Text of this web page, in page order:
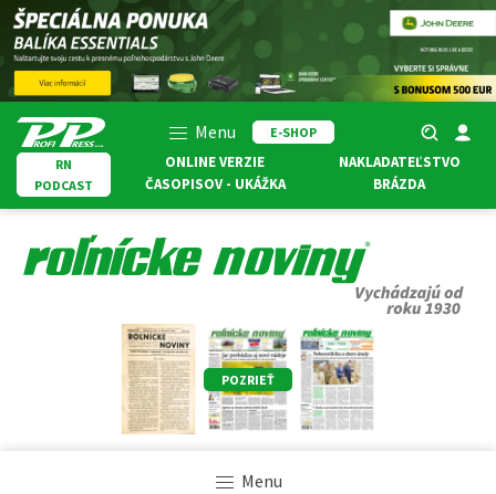
Menu
E-SHOP
RN
PODCAST
ONLINE VERZIE
ČASOPISOV - UKÁŽKA
NAKLADATEĽSTVO
BRÁZDA
POZRIEŤ
Menu